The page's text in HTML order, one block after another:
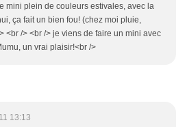
mini plein de couleurs estivales, avec la
ça fait un bien fou! (chez moi pluie,
<br /> <br /> je viens de faire un mini avec
un vrai plaisir!<br />
13:13